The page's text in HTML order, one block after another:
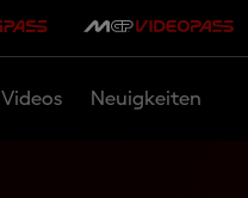
Videos Neuigkeiten